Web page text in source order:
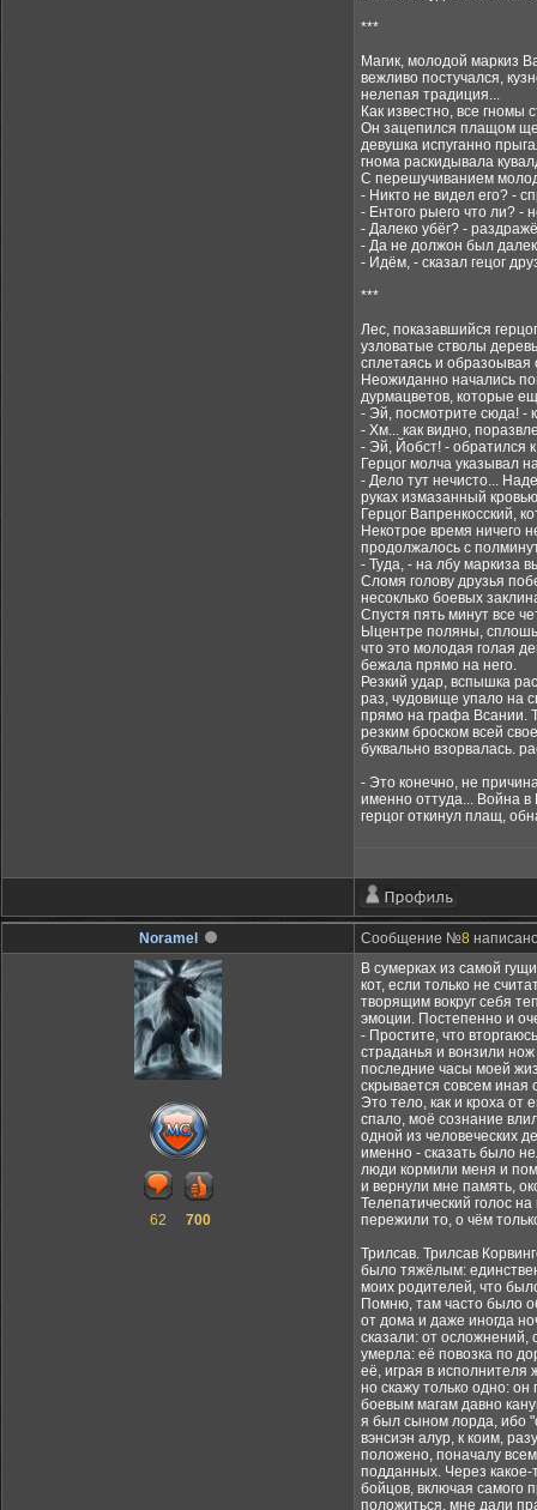
***
Магик, молодой маркиз
вежливо постучался,
нелепая традиция...
Как известно, все гномы
Он зацепился плащом
девушка испуганно
гнома раскидывала
С перешучиванием
- Никто не видел его? -
- Ентого рыего что ли? -
- Далеко убёг? -
- Да не должон был
- Идём, - сказал гецог
***
Лес, показавшийся
узловатые стволы
сплетаясь и образоывая
Неожиданно начались
дурмацветов, которые
- Эй, посмотрите сюда! -
- Хм... как видно,
- Эй, Йобст! - обратился
Герцог молча указывал
- Дело тут нечисто...
руках измазанный
Герцог Вапренкосский,
Некотрое время ничего
продолжалось с
- Туда, - на лбу маркиза
Сломя голову друзья
несоклько боевых
Спустя пять минут все
Ыцентре поляны, сплошь
что это молодая голая
бежала прямо на него.
Резкий удар, вспышка
раз, чудовище упало на
прямо на графа Всании.
резким броском всей
буквально взорвалась.
- Это конечно, не
именно оттуда... Война в
герцог откинул плащ,
Noramel Сообщение №8
62 700
В сумерках из самой
кот, если только не
творящим вокруг себя
эмоции. Постепенно и
- Простите, что
страданья и вонзили
последние часы моей
скрывается совсем иная
Это тело, как и кроха от
спало, моё сознание
одной из человеческих
именно - сказать было
люди кормили меня и
и вернули мне память,
Телепатический голос
пережили то, о чём
Трилсав. Трилсав
было тяжёлым:
моих родителей, что
Помню, там часто было
от дома и даже иногда
сказали: от осложнений,
умерла: её повозка по
её, играя в исполнителя
но скажу только одно:
боевым магам давно
я был сыном лорда, ибо
вэнсиэн алур, к коим,
положено, поначалу
подданных. Через какое-
бойцов, включая самого
положиться, мне дали